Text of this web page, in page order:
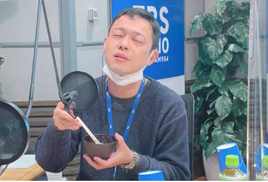
お知らせ
イベント・グッズ
YouTube
会社情報